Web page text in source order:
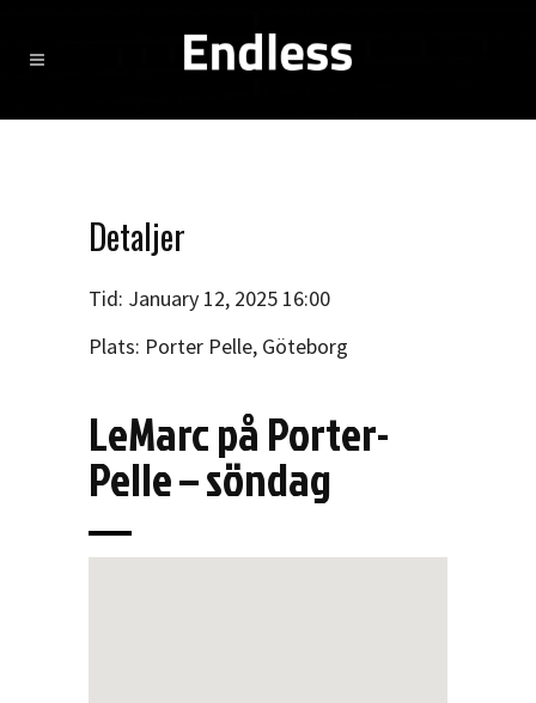
Detaljer
Tid: January 12, 2025 16:00
Plats: Porter Pelle, Göteborg
LeMarc på Porter-
Pelle – söndag